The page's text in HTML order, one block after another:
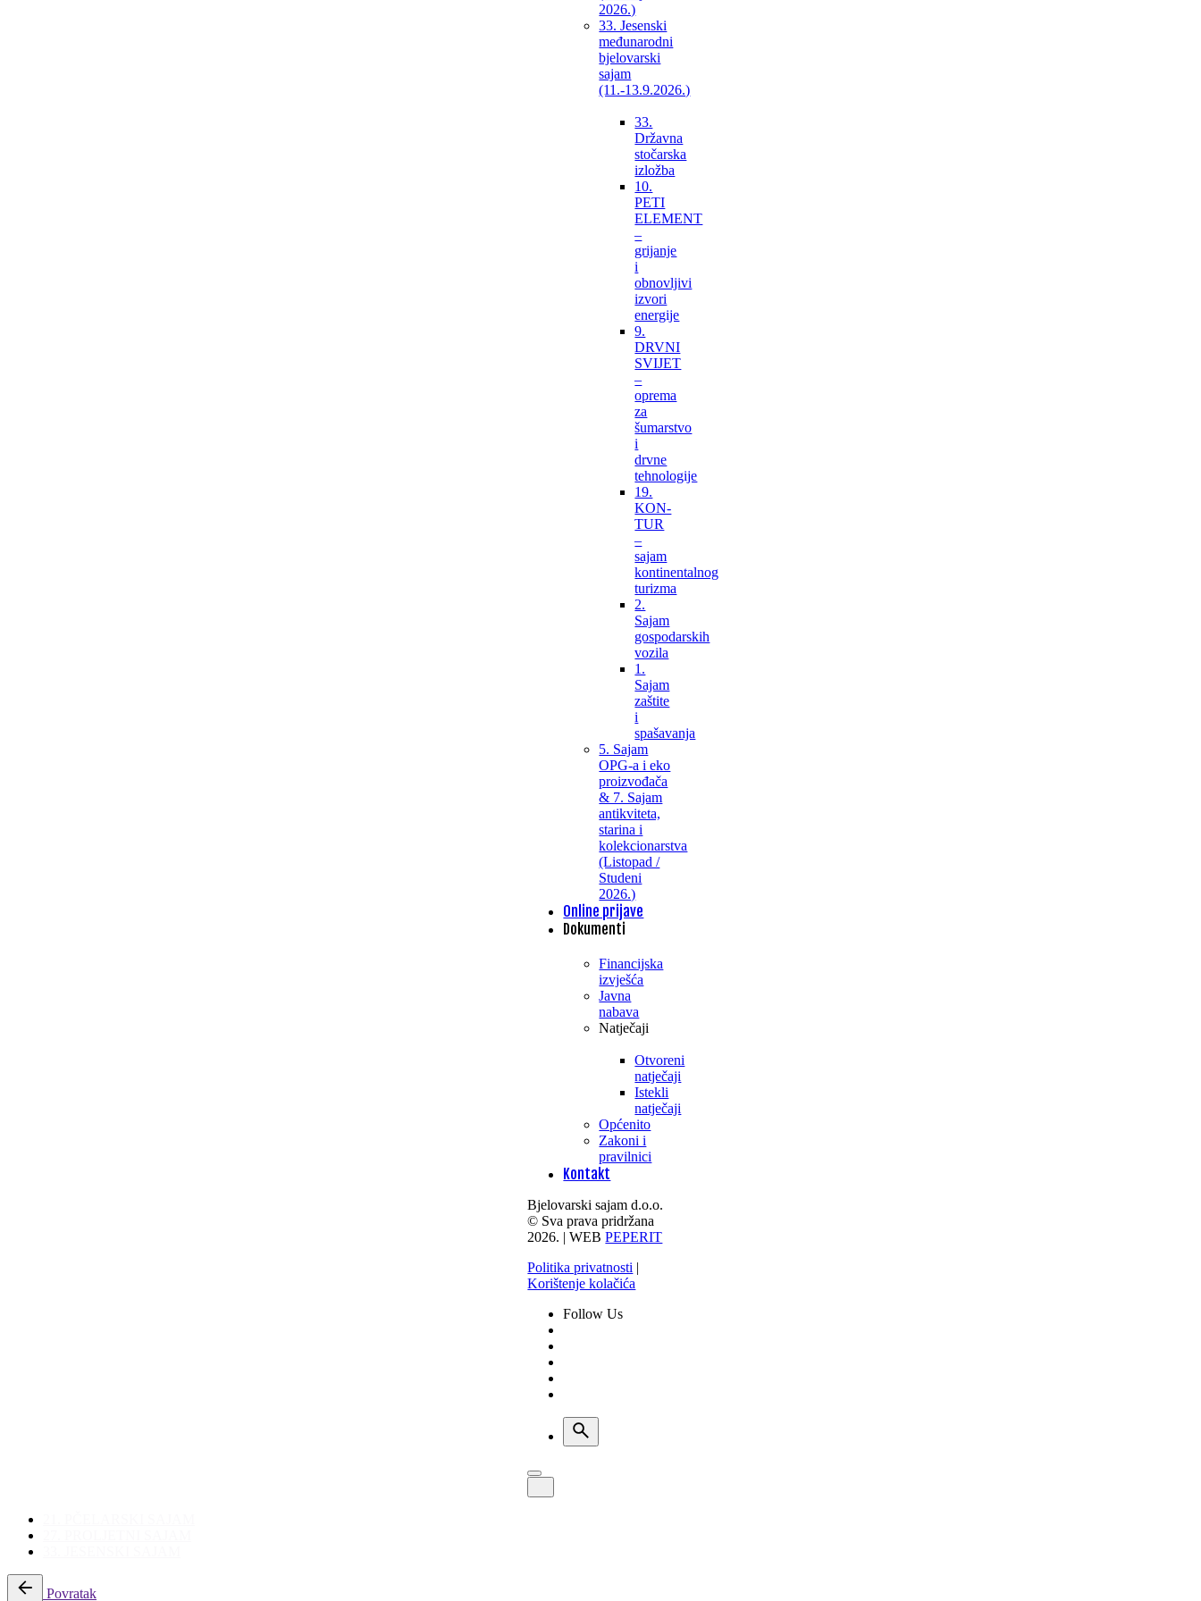
2026.)
33. Jesenski
međunarodni
bjelovarski
sajam
(11.-13.9.2026.)
33.
Državna
stočarska
izložba
10.
PETI
ELEMENT
–
grijanje
i
obnovljivi
izvori
energije
9.
DRVNI
SVIJET
–
oprema
za
šumarstvo
i
drvne
tehnologije
19.
KON-
TUR
–
sajam
kontinentalnog
turizma
2.
Sajam
gospodarskih
vozila
1.
Sajam
zaštite
i
spašavanja
5. Sajam
OPG-a i eko
proizvođača
& 7. Sajam
antikviteta,
starina i
kolekcionarstva
(Listopad /
Studeni
2026.)
Online prijave
Dokumenti
Financijska
izvješća
Javna
nabava
Natječaji
Otvoreni
natječaji
Istekli
natječaji
Općenito
Zakoni i
pravilnici
Kontakt
Bjelovarski sajam d.o.o.
© Sva prava pridržana
2026. | WEBPEPERIT
Politika privatnosti |
Korištenje kolačića
Follow Us
Povratak